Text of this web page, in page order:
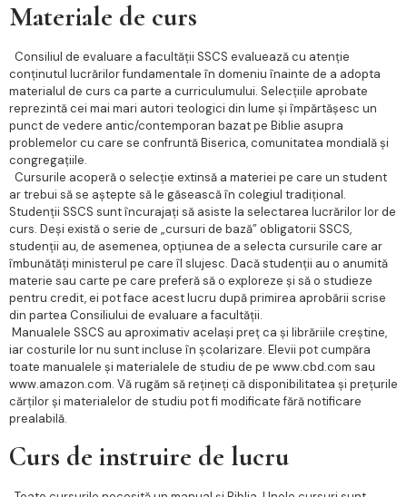
Materiale de curs
Consiliul de evaluare a facultății SSCS evaluează cu atenție
conținutul lucrărilor fundamentale în domeniu înainte de a adopta
materialul de curs ca parte a curriculumului. Selecțiile aprobate
reprezintă cei mai mari autori teologici din lume și împărtășesc un
punct de vedere antic/contemporan bazat pe Biblie asupra
problemelor cu care se confruntă Biserica, comunitatea mondială și
congregațiile.
Cursurile acoperă o selecție extinsă a materiei pe care un student
ar trebui să se aștepte să le găsească în colegiul tradițional.
Studenții SSCS sunt încurajați să asiste la selectarea lucrărilor lor de
curs. Deși există o serie de „cursuri de bază” obligatorii SSCS,
studenții au, de asemenea, opțiunea de a selecta cursurile care ar
îmbunătăți ministerul pe care îl slujesc. Dacă studenții au o anumită
materie sau carte pe care preferă să o exploreze și să o studieze
pentru credit, ei pot face acest lucru după primirea aprobării scrise
din partea Consiliului de evaluare a facultății.
Manualele SSCS au aproximativ același preț ca și librăriile creștine,
iar costurile lor nu sunt incluse în școlarizare. Elevii pot cumpăra
toate manualele și materialele de studiu de pe www.cbd.com sau
www.amazon.com. Vă rugăm să rețineți că disponibilitatea și prețurile
cărților și materialelor de studiu pot fi modificate fără notificare
prealabilă.
Curs de instruire de lucru